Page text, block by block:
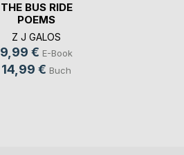
THE BUS RIDE
POEMS
Z J GALOS
9,99 € E-Book
14,99 € Buch